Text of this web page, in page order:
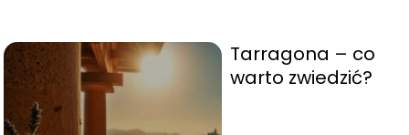
Tarragona – co
warto zwiedzić?